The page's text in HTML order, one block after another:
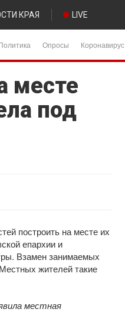
КРАЯ LIVE
Опросы Коронавирус
месте
под
построить на месте их
епархии и
Взамен занимаемых
жителей такие
местная